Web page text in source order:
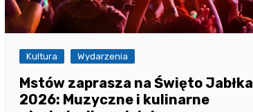
Kultura Wydarzenia
Mstów zaprasza na Święto Jabłka
2026: Muzyczne i kulinarne